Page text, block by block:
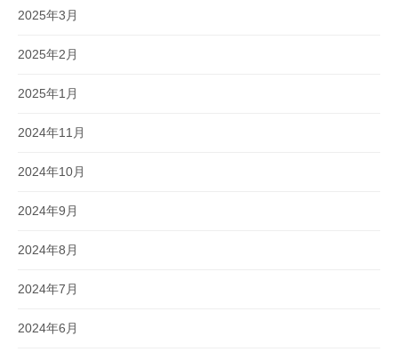
2025年3月
2025年2月
2025年1月
2024年11月
2024年10月
2024年9月
2024年8月
2024年7月
2024年6月